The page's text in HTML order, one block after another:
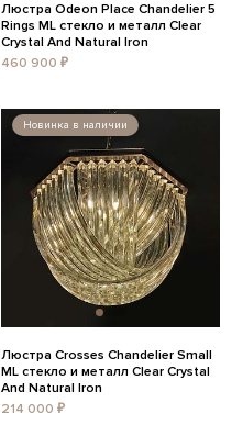
Люстра Odeon Place Chandelier 5
Rings ML стекло и металл Clear
Crystal And Natural Iron
460 900 ₽
Новинка в наличии
Люстра Crosses Chandelier Small
ML стекло и металл Clear Crystal
And Natural Iron
214 000 ₽